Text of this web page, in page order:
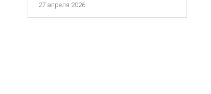
27 апреля 2026